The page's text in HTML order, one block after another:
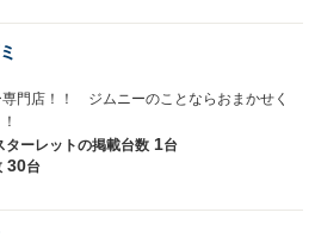
専門店！！ ジムニーのことならおまかせく
ターレットの掲載台数 1台
30台